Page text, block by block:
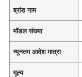
ब्रांड नाम
मॉडल संख्या
न्यूनतम आदेश मात्रा
मूल्य